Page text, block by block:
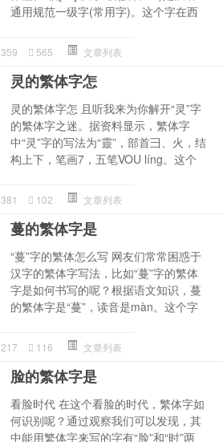
通用规范一级字(常用字)。这个字在西
359 565 文章列表
灵的繁体字怎
灵的繁体字怎 且听我来为你解开“灵”字
的繁体字之迷。据资料显示，繁体字
中“灵”字的写法为“靈”，部首彐、火，结
构上下，笔画7，五笔VOU líng。这个
381 102 文章列表
蔓的繁体字是
“蔓”字的繁体怎么写 网友们常常困惑于
汉字的繁体字写法，比如“蔓”字的繁体
字是如何书写的呢？根据语文知识，蔓
的繁体字是“蔓”，读音是màn。这个字
217 116 文章列表
脸的繁体字是
看脸时代 在这个看脸的时代，繁体字如
何识别呢？通过观察我们可以发现，其
中能用繁体字来写的字有“脸”和“时”两